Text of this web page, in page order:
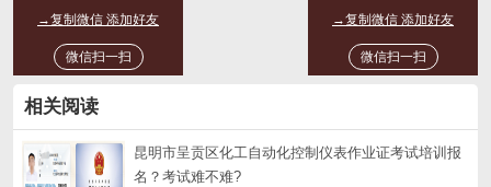
→复制微信 添加好友
微信扫一扫
→复制微信 添加好友
微信扫一扫
相关阅读
昆明市呈贡区化工自动化控制仪表作业证考试培训报
名？考试难不难?